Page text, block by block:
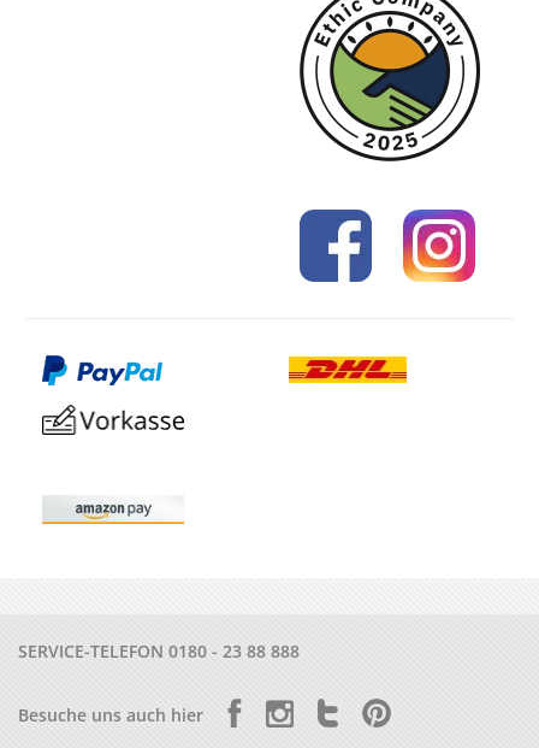
SERVICE-TELEFON 0180 - 23 88 888
Besuche uns auch hier